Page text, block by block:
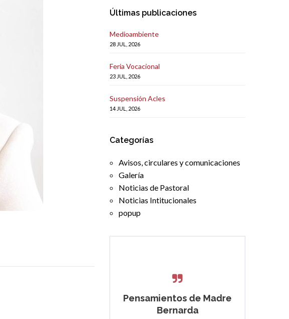
Últimas publicaciones
Medioambiente
28 JUL, 2026
Feria Vocacional
23 JUL, 2026
Suspensión Acles
14 JUL, 2026
Categorías
Avisos, circulares y comunicaciones
Galería
Noticias de Pastoral
Noticias Intitucionales
popup
Pensamientos de Madre
Bernarda